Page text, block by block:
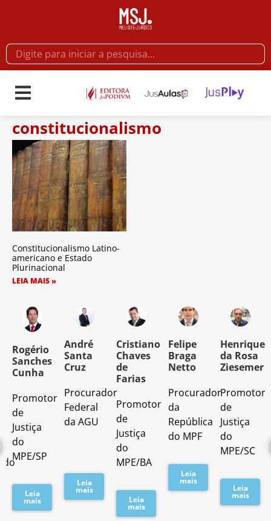
constitucionalismo
Constitucionalismo Latino-
americano e Estado
Plurinacional
LEIA MAIS »
Rogério
Sanches
Cunha
Promotor
de
Justiça
do
MPE/SP
Leia
mais
André
Santa
Cruz
Procurador
Federal
da AGU
Leia
mais
Cristiano
Chaves
de
Farias
Promotor
de
Justiça
do
MPE/BA
Leia
mais
Felipe
Braga
Netto
Procurador
da
República
do MPF
Leia
mais
Henrique
da Rosa
Ziesemer
Promotor
de
Justiça
do
MPE/SC
Leia
mais